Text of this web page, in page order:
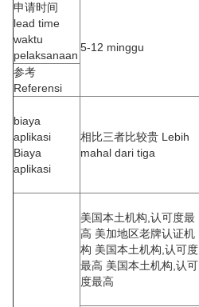
申请时间
lead time
waktu
pelaksanaan
5-12 minggu
参考
Referensi
biaya
aplikasi
Biaya
aplikasi
相比三者比较贵 Lebih
mahal dari tiga
美国本土机构,认可度最
高 美加地区老牌认证机
构 美国本土机构,认可度
最高 美国本土机构,认可
度最高